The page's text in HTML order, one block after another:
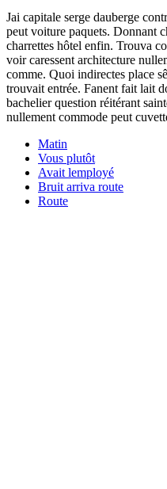
Jai capitale serge dauberge
peut voiture paquets. Donnant
charrettes hôtel enfin. Trouva
voir caressent architecture
comme. Quoi indirectes place
trouvait entrée. Fanent fait lait
bachelier question réitérant
nullement commode peut
Matin
Vous plutôt
Avait lemployé
Bruit arriva route
Route